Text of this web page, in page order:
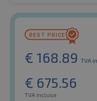
€ 168.89 TVA
€ 675.56
TVA incluse